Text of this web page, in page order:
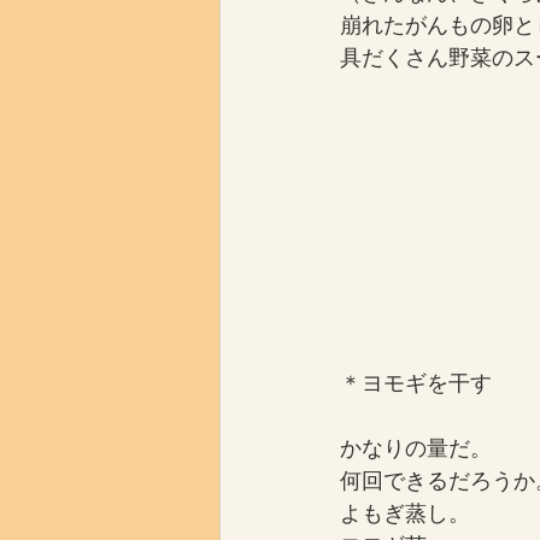
崩れたがんもの卵と
具だくさん野菜の
＊ヨモギを干す
かなりの量だ。
何回できるだろうか
よもぎ蒸し。